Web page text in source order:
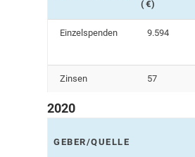
(€)
Einzelspenden 9.594
Zinsen 57
2020
GEBER/QUELLE